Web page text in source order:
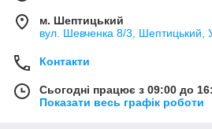
м. Шептицький
вул. Шевченка 8/3, Шептицький,
Контакти
Сьогодні працює з 09:00 до
Показати весь графік роботи